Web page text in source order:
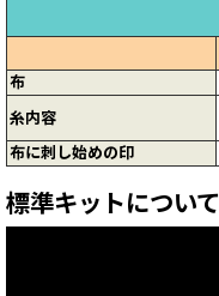
布
糸内容
布に刺し始めの印
標準キットについて